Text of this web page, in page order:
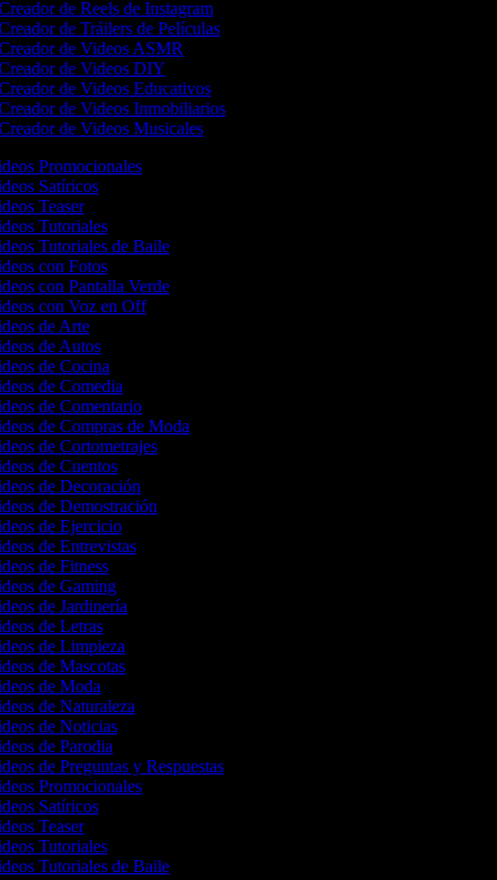
de Reels de Instagram
de Tráilers de Películas
de Videos ASMR
de Videos DIY
de Videos Educativos
de Videos Inmobiliarios
de Videos Musicales
Promocionales
Satíricos
Teaser
Tutoriales
Tutoriales de Baile
con Fotos
con Pantalla Verde
con Voz en Off
de Arte
de Autos
de Cocina
de Comedia
de Comentario
de Compras de Moda
de Cortometrajes
de Cuentos
de Decoración
de Demostración
de Ejercicio
de Entrevistas
de Fitness
de Gaming
de Jardinería
de Letras
de Limpieza
de Mascotas
de Moda
de Naturaleza
de Noticias
de Parodia
de Preguntas y Respuestas
Promocionales
Satíricos
Teaser
Tutoriales
Tutoriales de Baile